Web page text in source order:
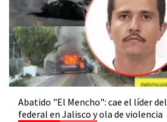
Abatido "El Mencho": cae el líder
federal en Jalisco y ola de violencia